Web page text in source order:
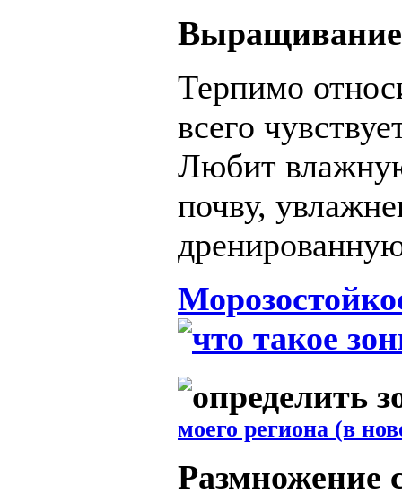
Выращивание
Терпимо
всего
Любит
почву,
моего региона (в
Размножение